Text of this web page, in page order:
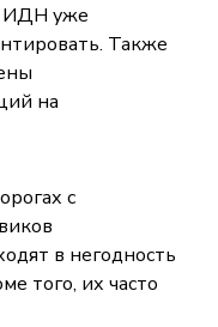
ИДН уже
Также
на
с
в негодность
того, их часто